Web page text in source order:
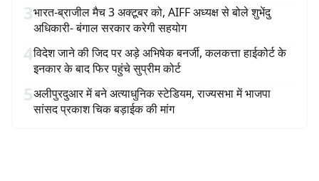
3भारत-ब्राजील मैच 3 अक्टूबर को, AIFF अध्यक्ष से बोले शुभेंदु
अधिकारी- बंगाल सरकार करेगी सहयोग
4विदेश जाने की जिद पर अड़े अभिषेक बनर्जी, कलकत्ता हाईकोर्ट के
इनकार के बाद फिर पहुंचे सुप्रीम कोर्ट
5अलीपुरदुआर में बने अत्याधुनिक स्टेडियम, राज्यसभा में भाजपा
सांसद प्रकाश चिक बड़ाईक की मांग